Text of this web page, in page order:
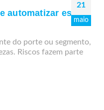
21
maio
automatizar esse
do porte ou segmento,
Riscos fazem parte